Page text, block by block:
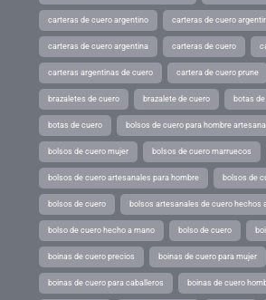
carteras de cuero argentino carteras de cuero
carteras de cuero argentina carteras de cuero
carteras argentinas de cuero cartera de cuero prune
brazaletes de cuero brazalete de cuero botas
botas de cuero bolsos de cuero para hombre
bolsos de cuero mujer bolsos de cuero marruecos
bolsos de cuero artesanales para hombre bolsos de
bolsos de cuero bolsos artesanales de cuero hechos
bolso de cuero hecho a mano bolso de cuero
boinas de cuero precios boinas de cuero para mujer
boinas de cuero para caballeros boinas de cuero